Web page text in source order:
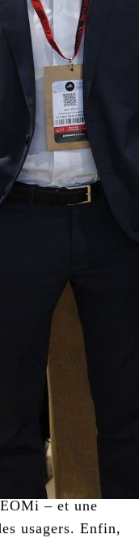
de nombreuses
mais peu
œuvre cette
les coûts
à la mise en
de dotation,
nécessaires.
déçues des
espèrent une
n’est
cadre d’une
La TI permet
des coûts du
en
et donc
les collectivités.
est également un
réorganisation
de moyens
support de la
– et une
usagers. Enfin,